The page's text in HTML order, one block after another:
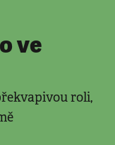
ve
roli,